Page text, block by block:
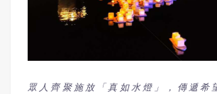
眾人齊聚施放「真如水燈」，傳遞希